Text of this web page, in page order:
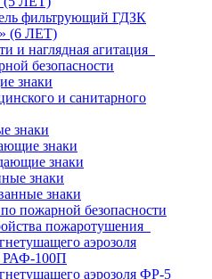
фильтрующий ГДЗК
(6 ЛЕТ)
и наглядная агитация
безопасности
знаки
и санитарного
знаки
знаки
знаки
знаки
знаки
пожарной безопасности
пожаротушения
аэрозоля
РАФ-100П
аэрозоля ФР-5